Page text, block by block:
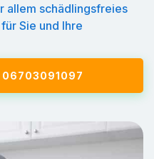
allem schädlingsfreies
Sie und Ihre